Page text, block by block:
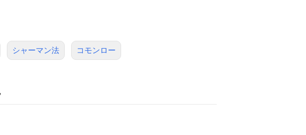
シャーマン法 コモンロー